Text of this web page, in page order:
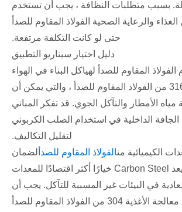
بسبب متطلبات النظافة ، يجب أن تستخدم
والرعاية الصحية الفولاذ المقاوم للصدأ
حتى لو كانت التكلفة مرتفعة.
دليل اختيار سيناريو التطبيق
المقاوم للصدأ لهياكل البناء في الهواء
الطلق ، وخاصة 316 من الفولاذ المقاوم للصدأ ، والتي يمكن أن
مياه الأمطار والتآكل الجوي. قد تفكر المباني
الجافة الداخلية في استخدام الصلب الكربوني
لتقليل التكاليف.
الكيميائية منالفولاذ المقاوم للصدأ لضمان
تشغيل آمن. يعد Carbon Steel خيارًا أكثر اقتصادًا للمعدات
العادية في البيئات غير المسببة للتآكل. يجب أن
تعطي معدات معالجة الأغذية 304 من الفولاذ المقاوم للصدأ